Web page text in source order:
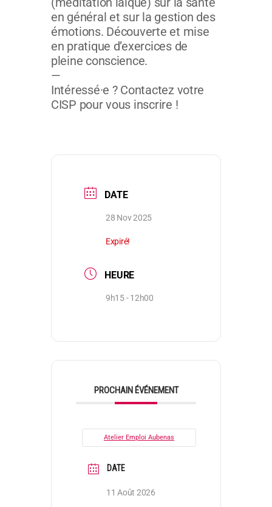
en général et sur la gestion des
émotions. Découverte et mise
en pratique d’exercices de
pleine conscience.
—
Intéressé·e ? Contactez votre
CISP pour vous inscrire !
DATE
28 Nov 2025
Expiré!
HEURE
9h15 - 12h00
PROCHAIN ÉVÉNEMENT
Atelier Emploi Aubenas
DATE
11 Août 2026